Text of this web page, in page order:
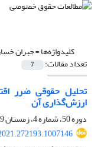
کلیدواژه‌ها =جبران
تعداد مقالات: 7
تحلیل حقوقی ضرر
ارزش‌گذاری آن
دوره 50، شماره 4، زمستان 1399، صفحه